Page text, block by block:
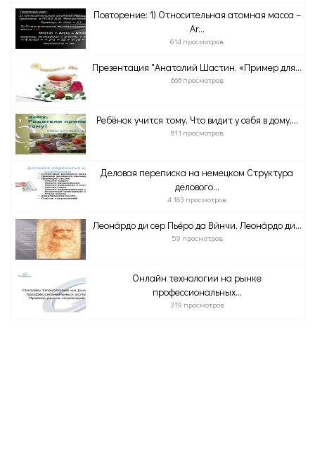
Повторение: 1) Относительная атомная масса –
Аr...
614 просмотров
Презентация "Анатолий Шастин. «Пример для...
668 просмотров
Ребёнок учится тому, Что видит у себя в дому,...
811 просмотров
Деловая переписка на немецком Структура
делового...
4 163 просмотров
Леона́рдо ди сер Пье́ро да Ви́нчи, Леона́рдо ди...
59 просмотров
Онлайн технологии на рынке
профессиональных...
319 просмотров